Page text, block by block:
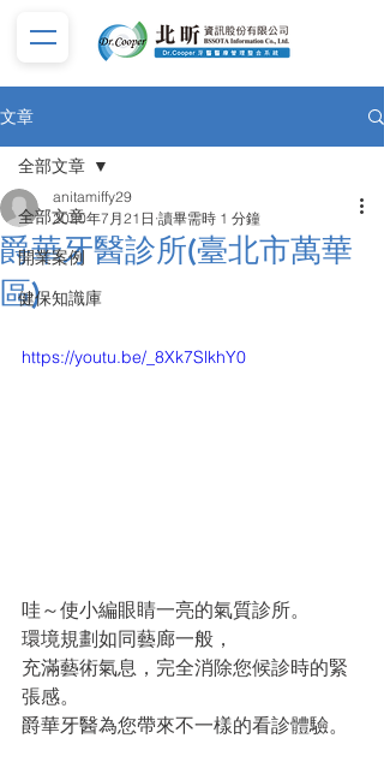
文章
全部文章
開業案例
健保知識庫
全部文章
爵華牙醫診所(臺北市萬華
區)
anitamiffy29
2020年7月21日 讀畢需時 1 分鐘
https://youtu.be/_8Xk7SlkhY0
哇～使小編眼睛一亮的氣質診所。
環境規劃如同藝廊一般，
充滿藝術氣息，完全消除您候診時的緊
張感。
爵華牙醫為您帶來不一樣的看診體驗。